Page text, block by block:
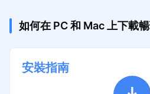
如何在 PC 和 Mac 上下載
安裝指南